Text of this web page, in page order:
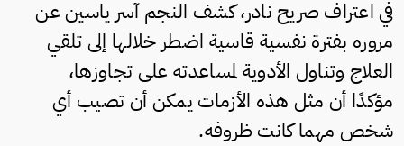
في اعتراف صريح نادر، كشف النجم آسر ياسين عن
مروره بفترة نفسية قاسية اضطر خلالها إلى تلقي
العلاج وتناول الأدوية لمساعدته على تجاوزها،
مؤكدًا أن مثل هذه الأزمات يمكن أن تصيب أي
شخص مهما كانت ظروفه.